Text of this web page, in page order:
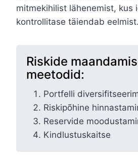
mitmekihilist lähenemist, kus
kontrollitase täiendab eelmist.
Riskide
meetodid:
Portfelli
Riskipõhine
Reservide
Kindlustuskaitse